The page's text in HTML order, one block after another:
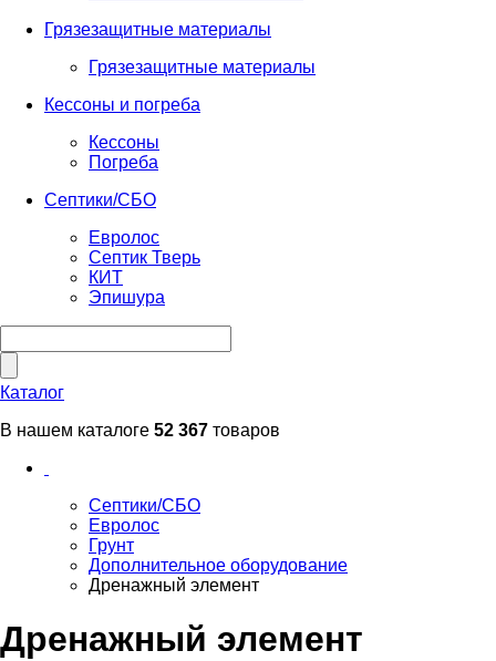
Грязезащитные материалы
Грязезащитные материалы
Кессоны и погреба
Кессоны
Погреба
Септики/СБО
Евролос
Септик Тверь
КИТ
Эпишура
Каталог
В нашем каталоге 52 367 товаров
Септики/СБО
Евролос
Грунт
Дополнительное оборудование
Дренажный элемент
Дренажный элемент